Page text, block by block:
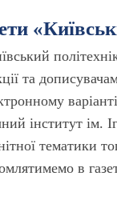
та
інститут ім.
тематики
в